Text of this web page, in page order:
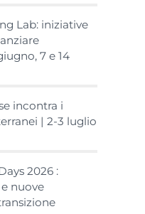
Lab: iniziative
7 e 14
incontra i
| 2-3 luglio
2026 :
nuove